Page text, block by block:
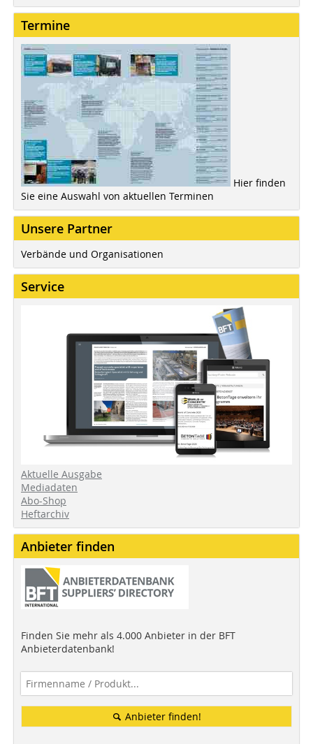
Termine
Hier finden
Sie eine Auswahl von aktuellen Terminen
Unsere Partner
Verbände und Organisationen
Service
Aktuelle Ausgabe
Mediadaten
Abo-Shop
Heftarchiv
Anbieter finden
Finden Sie mehr als 4.000 Anbieter in der BFT
Anbieterdatenbank!
Anbieter finden!